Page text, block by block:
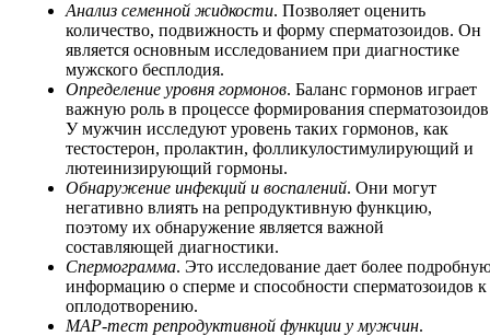
Анализ семенной жидкости. Позволяет оценить
количество, подвижность и форму сперматозоидов. Он
является основным исследованием при диагностике
мужского бесплодия.
Определение уровня гормонов. Баланс гормонов играет
важную роль в процессе формирования
У мужчин исследуют уровень таких гормонов, как
тестостерон, пролактин, фолликулостимулирующий и
лютеинизирующий гормоны.
Обнаружение инфекций и воспалений. Они могут
негативно влиять на репродуктивную функцию,
поэтому их обнаружение является важной
составляющей диагностики.
Спермограмма. Это исследование дает более
информацию о сперме и способности сперматозоидов к
оплодотворению.
MAP-тест репродуктивной функции у мужчин.